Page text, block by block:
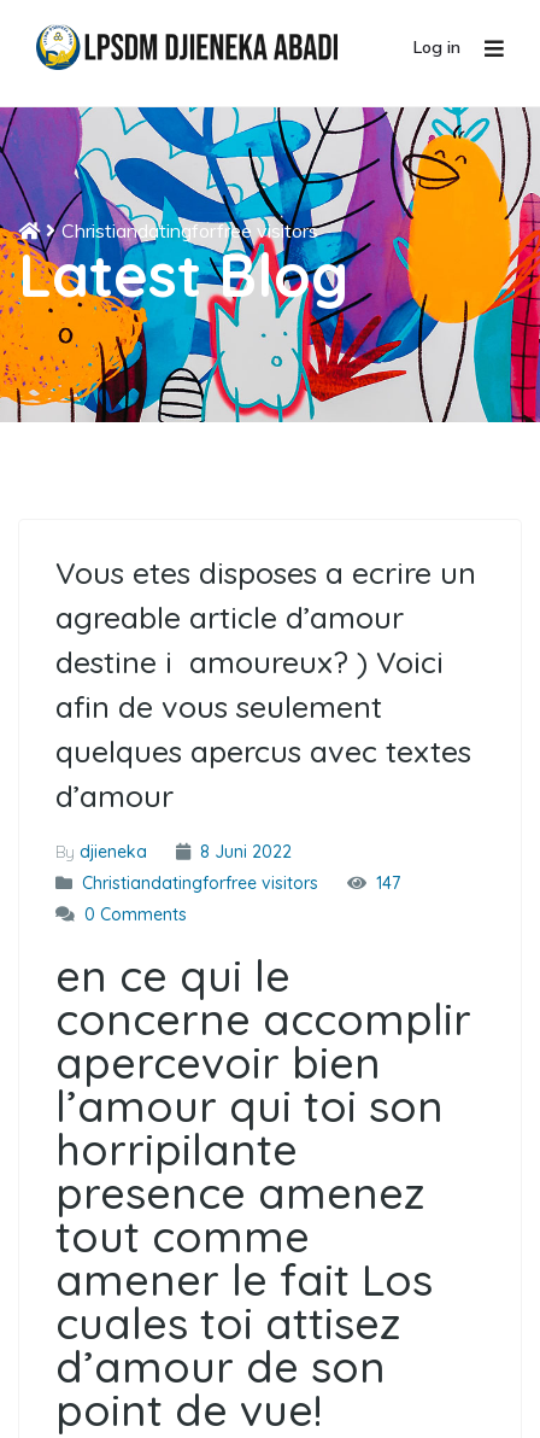
Log in
Christiandatingforfree visitors
Latest Blog
Vous etes disposes a ecrire un
agreable article d’amour
destine i amoureux? ) Voici
afin de vous seulement
quelques apercus avec textes
d’amour
By djieneka
8 Juni 2022
Christiandatingforfree visitors
147
0 Comments
en ce qui le
concerne accomplir
apercevoir bien
l’amour qui toi son
horripilante
presence amenez
tout comme
amener le fait Los
cuales toi attisez
d’amour de son
point de vue!